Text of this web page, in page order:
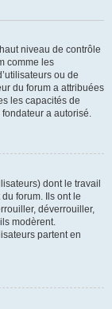
niveau de contrôle
comme les
ou de
du forum a attribuées
les capacités de
a autorisé.
dont le travail
forum. Ils ont le
déverrouiller,
modèrent.
partent en